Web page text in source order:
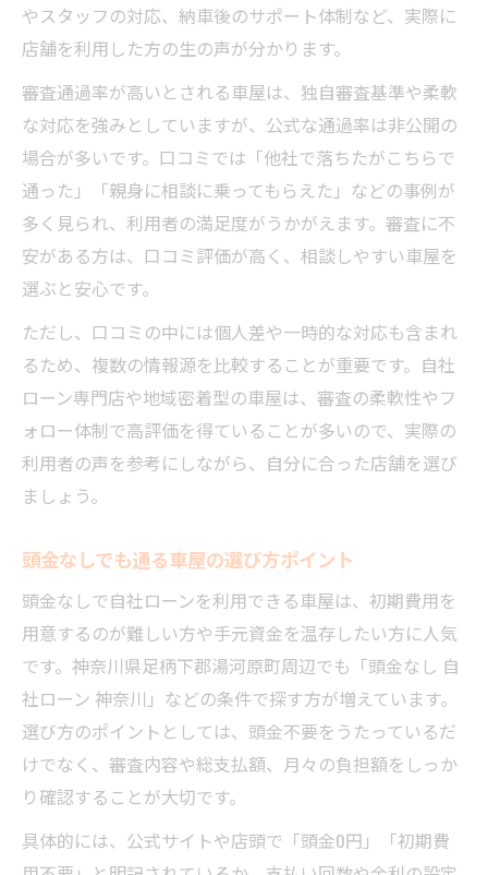
在庫確認と審査で失敗しない車屋選び
やスタッフの対応、納車後のサポート体制など、実際に
店舗を利用した方の生の声が分かります。
審査通過率が高いとされる車屋は、独自審査基準や柔軟
な対応を強みとしていますが、公式な通過率は非公開の
場合が多いです。口コミでは「他社で落ちたがこちらで
通った」「親身に相談に乗ってもらえた」などの事例が
多く見られ、利用者の満足度がうかがえます。審査に不
安がある方は、口コミ評価が高く、相談しやすい車屋を
選ぶと安心です。
ただし、口コミの中には個人差や一時的な対応も含まれ
るため、複数の情報源を比較することが重要です。自社
ローン専門店や地域密着型の車屋は、審査の柔軟性やフ
ォロー体制で高評価を得ていることが多いので、実際の
利用者の声を参考にしながら、自分に合った店舗を選び
ましょう。
頭金なしでも通る車屋の選び方ポイント
頭金なしで自社ローンを利用できる車屋は、初期費用を
用意するのが難しい方や手元資金を温存したい方に人気
です。神奈川県足柄下郡湯河原町周辺でも「頭金なし 自
社ローン 神奈川」などの条件で探す方が増えています。
選び方のポイントとしては、頭金不要をうたっているだ
けでなく、審査内容や総支払額、月々の負担額をしっか
り確認することが大切です。
具体的には、公式サイトや店頭で「頭金0円」「初期費